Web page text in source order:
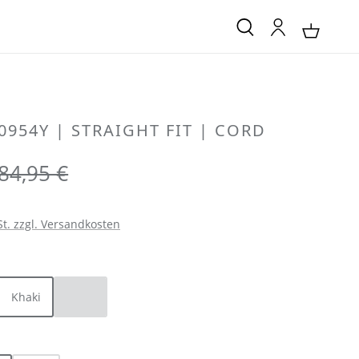
| STRAIGHT FIT | CORD
Preis:
€
zzgl. Versandkosten
ist zurzeit nicht verfügbar.)
Khaki